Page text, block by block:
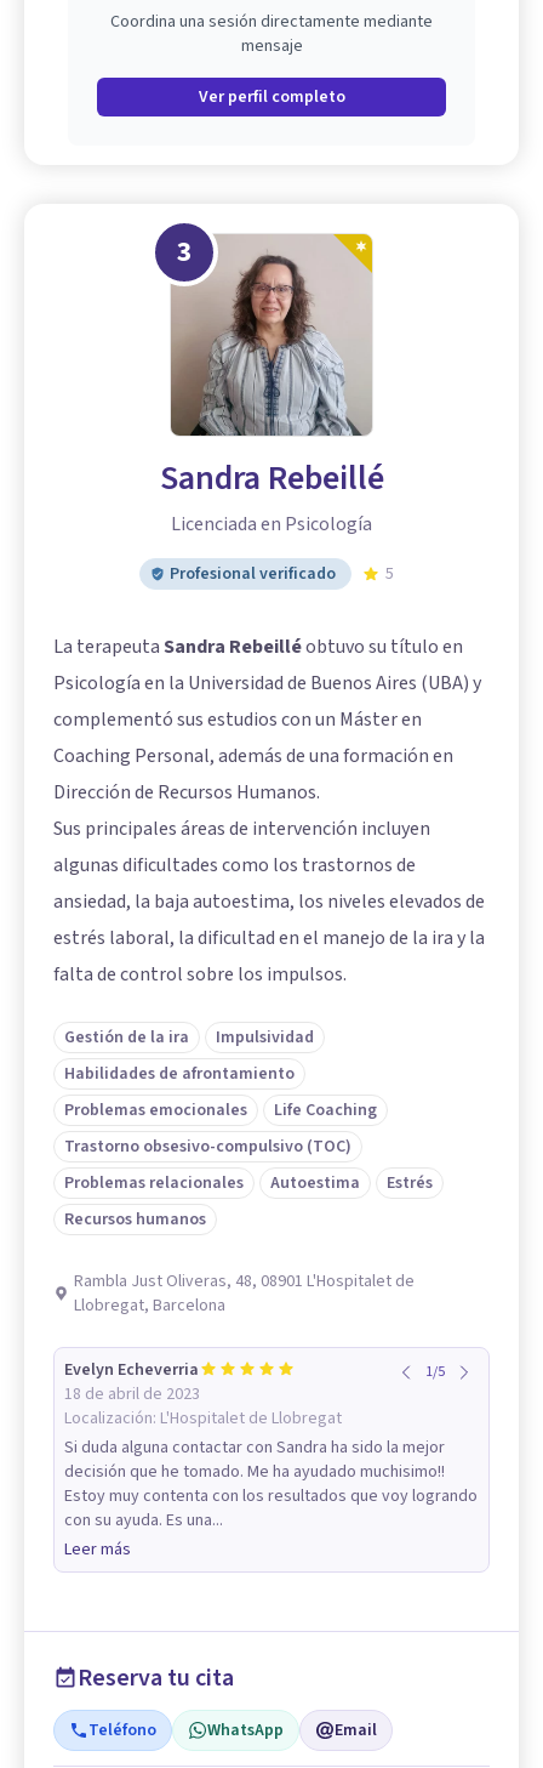
Coordina una sesión directamente mediante
mensaje
Ver perfil completo
3
Sandra Rebeillé
Licenciada en Psicología
Profesional verificado 5
La terapeutaSandra Rebeilléobtuvo su título en
Psicología en la Universidad de Buenos Aires (UBA) y
complementó sus estudios con un Máster en
Coaching Personal, además de una formación en
Dirección de Recursos Humanos.
Sus principales áreas de intervención incluyen
algunas dificultades como los trastornos de
ansiedad, la baja autoestima, los niveles elevados de
estrés laboral, la dificultad en el manejo de la ira y la
falta de control sobre los impulsos.
Gestión de la ira
Impulsividad
Habilidades de afrontamiento
Problemas emocionales
Life Coaching
Trastorno obsesivo-compulsivo (TOC)
Problemas relacionales
Autoestima
Estrés
Recursos humanos
Rambla Just Oliveras, 48, 08901 L'Hospitalet de
Llobregat, Barcelona
Evelyn Echeverria
18 de abril de 2023
Localización: L'Hospitalet de Llobregat
1/5
Si duda alguna contactar con Sandra ha sido la mejor
decisión que he tomado. Me ha ayudado muchisimo!!
Estoy muy contenta con los resultados que voy logrando
con su ayuda. Es una...
Leer más
Reserva tu cita
Teléfono WhatsApp Email